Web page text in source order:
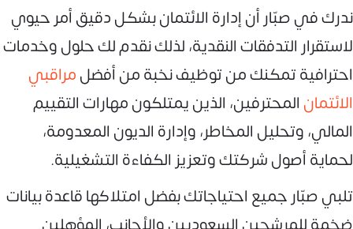
ندرك في صبّار أن إدارة الائتمان بشكل دقيق أمر حيوي
لاستقرار التدفقات النقدية، لذلك نقدم لك حلول وخدمات
احترافية تمكنك من توظيف نخبة من أفضلمراقبي
الائتمان المحترفين، الذين يمتلكون مهارات التقييم
المالي، وتحليل المخاطر، وإدارة الديون المعدومة،
لحماية أصول شركتك وتعزيز الكفاءة التشغيلية.
تلبي صبّار جميع احتياجاتك بفضل امتلاكها قاعدة بيانات